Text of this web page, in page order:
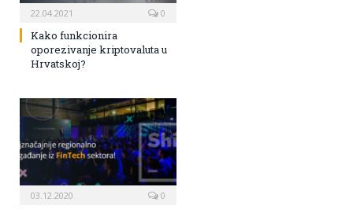
22.04.2021 0
Kako funkcionira
oporezivanje kriptovaluta u
Hrvatskoj?
03.12.2020 0